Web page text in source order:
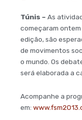
Túnis – As
começaram
edição, são
de movimentos
o mundo. Os
será elaborada a
Acompanhe a
em: